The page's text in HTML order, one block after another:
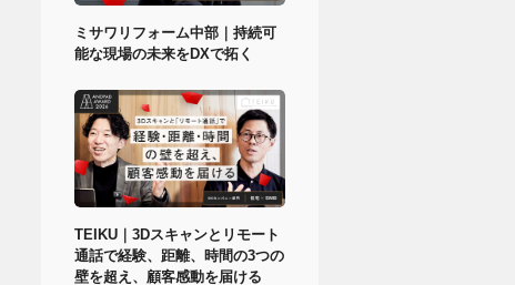
ミサワリフォーム中部｜持続可
能な現場の未来をDXで拓く
TEIKU｜3Dスキャンとリモート
通話で経験、距離、時間の3つの
壁を超え、顧客感動を届ける